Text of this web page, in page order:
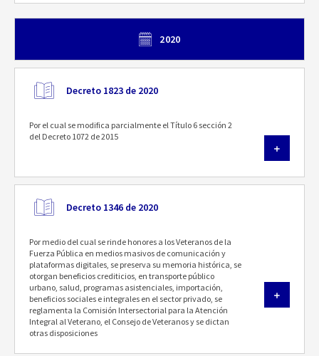
2020
Decreto 1823 de 2020
Por el cual se modifica parcialmente el Título 6 sección 2
del Decreto 1072 de 2015
Decreto 1346 de 2020
Por medio del cual se rinde honores a los Veteranos de la
Fuerza Pública en medios masivos de comunicación y
plataformas digitales, se preserva su memoria histórica, se
otorgan beneficios crediticios, en transporte público
urbano, salud, programas asistenciales, importación,
beneficios sociales e integrales en el sector privado, se
reglamenta la Comisión Intersectorial para la Atención
Integral al Veterano, el Consejo de Veteranos y se dictan
otras disposiciones